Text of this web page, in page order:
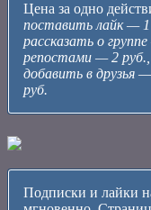
Цена за одно
поставить лайк — 1
рассказать о
репостами — 2
добавить в друзья
руб.
Подписки и лайки